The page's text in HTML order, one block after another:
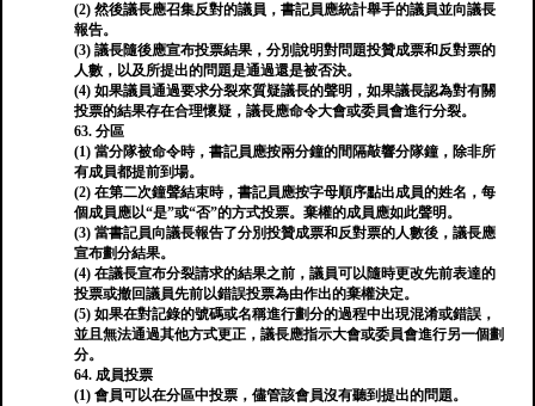
(2) 然後議長應召集反對的議員，書記員應統計舉手的議員並向議長
報告。
(3) 議長隨後應宣布投票結果，分別說明對問題投贊成票和反對票的
人數，以及所提出的問題是通過還是被否決。
(4) 如果議員通過要求分裂來質疑議長的聲明，如果議長認為對有關
投票的結果存在合理懷疑，議長應命令大會或委員會進行分裂。
63. 分區
(1) 當分隊被命令時，書記員應按兩分鐘的間隔敲響分隊鐘，除非所
有成員都提前到場。
(2) 在第二次鐘聲結束時，書記員應按字母順序點出成員的姓名，每
個成員應以“是”或“否”的方式投票。棄權的成員應如此聲明。
(3) 當書記員向議長報告了分別投贊成票和反對票的人數後，議長應
宣布劃分結果。
(4) 在議長宣布分裂請求的結果之前，議員可以隨時更改先前表達的
投票或撤回議員先前以錯誤投票為由作出的棄權決定。
(5) 如果在對記錄的號碼或名稱進行劃分的過程中出現混淆或錯誤，
並且無法通過其他方式更正，議長應指示大會或委員會進行另一個劃
分。
64. 成員投票
(1) 會員可以在分區中投票，儘管該會員沒有聽到提出的問題。